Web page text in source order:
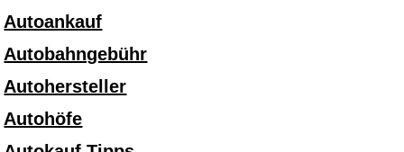
Autoankauf
Autobahngebühr
Autohersteller
Autohöfe